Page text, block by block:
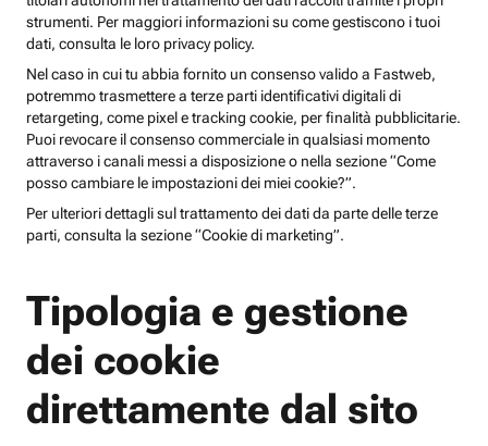
strumenti. Per maggiori informazioni su come gestiscono i tuoi
dati, consulta le loro privacy policy.
Nel caso in cui tu abbia fornito un consenso valido a Fastweb,
potremmo trasmettere a terze parti identificativi digitali di
retargeting, come pixel e tracking cookie, per finalità pubblicitarie.
Puoi revocare il consenso commerciale in qualsiasi momento
attraverso i canali messi a disposizione o nella sezione “Come
posso cambiare le impostazioni dei miei cookie?”.
Per ulteriori dettagli sul trattamento dei dati da parte delle terze
parti, consulta la sezione “Cookie di marketing”.
Tipologia e gestione
dei cookie
direttamente dal sito